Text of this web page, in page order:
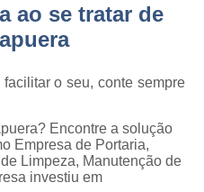
Empresa de
Empresa de Gestão de
Empresa
Empresa
Empresa Conservação
Empresa de
ao se tratar de
o seu, conte sempre
Encontre a solução
Empresa de Portaria,
Limpeza, Manutenção de
investiu em